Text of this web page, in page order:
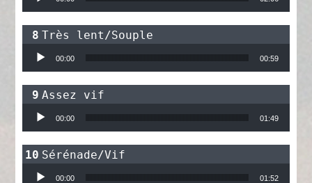
Très lent/Souple
Lecteur audio
00:00 00:59
Assez vif
Lecteur audio
00:00 01:49
Sérénade/Vif
Lecteur audio
00:00 01:52